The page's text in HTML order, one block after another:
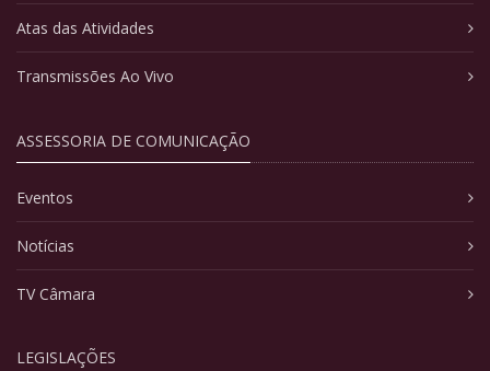
Atas das Atividades
Transmissões Ao Vivo
ASSESSORIA DE COMUNICAÇÃO
Eventos
Notícias
TV Câmara
LEGISLAÇÕES